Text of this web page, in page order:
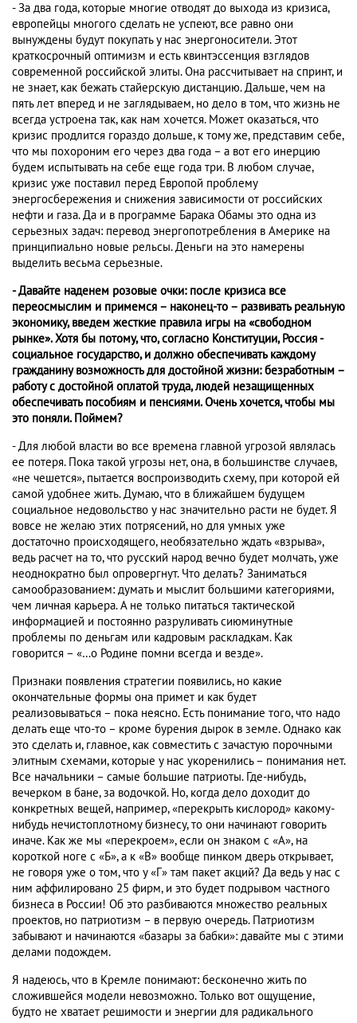
- За два года, которые многие отводят до выхода из кризиса,
европейцы многого сделать не успеют, все равно они
вынуждены будут покупать у нас энергоносители. Этот
краткосрочный оптимизм и есть квинтэссенция взглядов
современной российской элиты. Она рассчитывает на спринт, и
не знает, как бежать стайерскую дистанцию. Дальше, чем на
пять лет вперед и не заглядываем, но дело в том, что жизнь не
всегда устроена так, как нам хочется. Может оказаться, что
кризис продлится гораздо дольше, к тому же, представим себе,
что мы похороним его через два года – а вот его инерцию
будем испытывать на себе еще года три. В любом случае,
кризис уже поставил перед Европой проблему
энергосбережения и снижения зависимости от российских
нефти и газа. Да и в программе Барака Обамы это одна из
серьезных задач: перевод энергопотребления в Америке на
принципиально новые рельсы. Деньги на это намерены
выделить весьма серьезные.
- Давайте наденем розовые очки: после кризиса все
переосмыслим и примемся – наконец-то – развивать реальную
экономику, введем жесткие правила игры на «свободном
рынке». Хотя бы потому, что, согласно Конституции, Россия -
социальное государство, и должно обеспечивать каждому
гражданину возможность для достойной жизни: безработным –
работу с достойной оплатой труда, людей незащищенных
обеспечивать пособиям и пенсиями. Очень хочется, чтобы мы
это поняли. Поймем?
- Для любой власти во все времена главной угрозой являлась
ее потеря. Пока такой угрозы нет, она, в большинстве случаев,
«не чешется», пытается воспроизводить схему, при которой ей
самой удобнее жить. Думаю, что в ближайшем будущем
социальное недовольство у нас значительно расти не будет. Я
вовсе не желаю этих потрясений, но для умных уже
достаточно происходящего, необязательно ждать «взрыва»,
ведь расчет на то, что русский народ вечно будет молчать, уже
неоднократно был опровергнут. Что делать? Заниматься
самообразованием: думать и мыслит большими категориями,
чем личная карьера. А не только питаться тактической
информацией и постоянно разруливать сиюминутные
проблемы по деньгам или кадровым раскладкам. Как
говорится – «…о Родине помни всегда и везде».
Признаки появления стратегии появились, но какие
окончательные формы она примет и как будет
реализовываться – пока неясно. Есть понимание того, что надо
делать еще что-то – кроме бурения дырок в земле. Однако как
это сделать и, главное, как совместить с зачастую порочными
элитным схемами, которые у нас укоренились – понимания нет.
Все начальники – самые большие патриоты. Где-нибудь,
вечерком в бане, за водочкой. Но, когда дело доходит до
конкретных вещей, например, «перекрыть кислород» какому-
нибудь нечистоплотному бизнесу, то они начинают говорить
иначе. Как же мы «перекроем», если он знаком с «А», на
короткой ноге с «Б», а к «В» вообще пинком дверь открывает,
не говоря уже о том, что у «Г» там пакет акций? Да ведь у нас с
ним аффилировано 25 фирм, и это будет подрывом частного
бизнеса в России! Об это разбиваются множество реальных
проектов, но патриотизм – в первую очередь. Патриотизм
забывают и начинаются «базары за бабки»: давайте мы с этими
делами подождем.
Я надеюсь, что в Кремле понимают: бесконечно жить по
сложившейся модели невозможно. Только вот ощущение,
будто не хватает решимости и энергии для радикального